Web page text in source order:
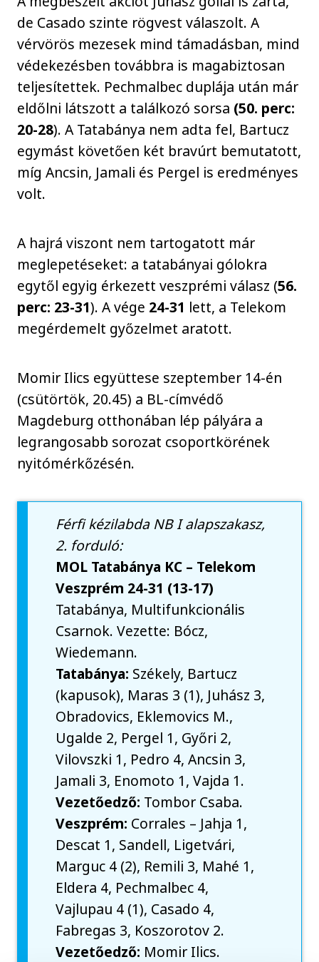
de Casado szinte rögvest válaszolt. A
vérvörös mezesek mind támadásban, mind
védekezésben továbbra is magabiztosan
teljesítettek. Pechmalbec duplája után már
eldőlni látszott a találkozó sorsa (50. perc:
20-28). A Tatabánya nem adta fel, Bartucz
egymást követően két bravúrt bemutatott,
míg Ancsin, Jamali és Pergel is eredményes
volt.
A hajrá viszont nem tartogatott már
meglepetéseket: a tatabányai gólokra
egytől egyig érkezett veszprémi válasz (56.
perc: 23-31). A vége 24-31 lett, a Telekom
megérdemelt győzelmet aratott.
Momir Ilics együttese szeptember 14-én
(csütörtök, 20.45) a BL-címvédő
Magdeburg otthonában lép pályára a
legrangosabb sorozat csoportkörének
nyitómérkőzésén.
Férfi kézilabda NB I alapszakasz,
2. forduló:
MOL Tatabánya KC – Telekom
Veszprém 24-31 (13-17)
Tatabánya, Multifunkcionális
Csarnok. Vezette: Bócz,
Wiedemann.
Tatabánya: Székely, Bartucz
(kapusok), Maras 3 (1), Juhász 3,
Obradovics, Eklemovics M.,
Ugalde 2, Pergel 1, Győri 2,
Vilovszki 1, Pedro 4, Ancsin 3,
Jamali 3, Enomoto 1, Vajda 1.
Vezetőedző: Tombor Csaba.
Veszprém: Corrales – Jahja 1,
Descat 1, Sandell, Ligetvári,
Marguc 4 (2), Remili 3, Mahé 1,
Eldera 4, Pechmalbec 4,
Vajlupau 4 (1), Casado 4,
Fabregas 3, Koszorotov 2.
Vezetőedző: Momir Ilics.